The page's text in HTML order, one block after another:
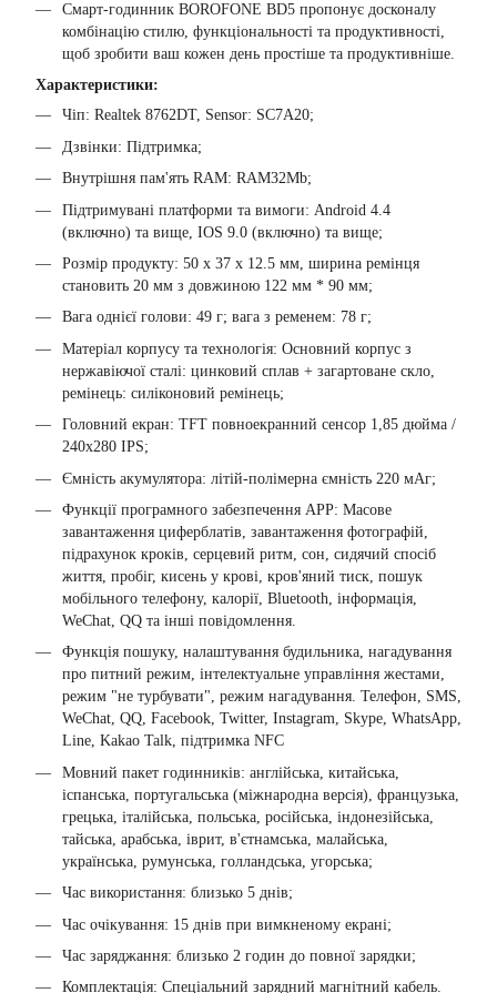
Смарт-годинник BOROFONE BD5 пропонує досконалу
комбінацію стилю, функціональності та продуктивності,
щоб зробити ваш кожен день простіше та продуктивніше.
Характеристики:
Чіп: Realtek 8762DT, Sensor: SC7A20;
Дзвінки: Підтримка;
Внутрішня пам'ять RAM: RAM32Mb;
Підтримувані платформи та вимоги: Android 4.4
(включно) та вище, IOS 9.0 (включно) та вище;
Розмір продукту: 50 x 37 x 12.5 мм, ширина ремінця
становить 20 мм з довжиною 122 мм * 90 мм;
Вага однієї голови: 49 г; вага з ременем: 78 г;
Матеріал корпусу та технологія: Основний корпус з
нержавіючої сталі: цинковий сплав + загартоване скло,
ремінець: силіконовий ремінець;
Головний екран: TFT повноекранний сенсор 1,85 дюйма /
240x280 IPS;
Ємність акумулятора: літій-полімерна ємність 220 мАг;
Функції програмного забезпечення APP: Масове
завантаження циферблатів, завантаження фотографій,
підрахунок кроків, серцевий ритм, сон, сидячий спосіб
життя, пробіг, кисень у крові, кров'яний тиск, пошук
мобільного телефону, калорії, Bluetooth, інформація,
WeChat, QQ та інші повідомлення.
Функція пошуку, налаштування будильника, нагадування
про питний режим, інтелектуальне управління жестами,
режим "не турбувати", режим нагадування. Телефон, SMS,
WeChat, QQ, Facebook, Twitter, Instagram, Skype, WhatsApp,
Line, Kakao Talk, підтримка NFC
Мовний пакет годинників: англійська, китайська,
іспанська, португальська (міжнародна версія), французька,
грецька, італійська, польська, російська, індонезійська,
тайська, арабська, іврит, в'єтнамська, малайська,
українська, румунська, голландська, угорська;
Час використання: близько 5 днів;
Час очікування: 15 днів при вимкненому екрані;
Час заряджання: близько 2 годин до повної зарядки;
Комплектація: Спеціальний зарядний магнітний кабель.